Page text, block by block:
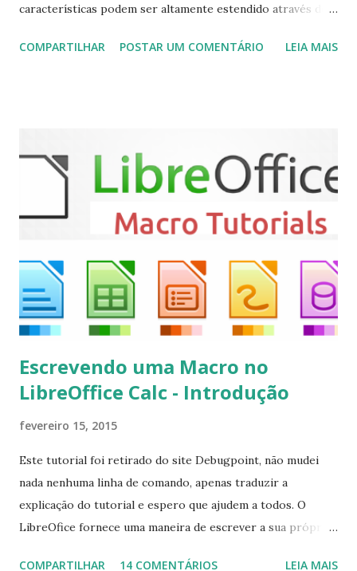
características podem ser altamente estendido através de
(personal video recorder). A versão final do Kodi 19.5
sudo apt-get install kodi Use o comando a seguir para
instalar codecs de áudio e outros complementos,
executando: $ sudo apt-get install --install-suggests
kodi Para remover, execute: $ sudo apt-get remove
COMPARTILHAR POSTAR UM COMENTÁRIO LEIA MAIS
Escrevendo uma Macro no
LibreOffice Calc - Introdução
fevereiro 15, 2015
Este tutorial foi retirado do site Debugpoint, não mudei
nada nenhuma linha de comando, apenas traduzir a
explicação do tutorial e espero que ajudem a todos. O
LibreOfice fornece uma maneira de escrever a sua própria
COMPARTILHAR 14 COMENTÁRIOS LEIA MAIS